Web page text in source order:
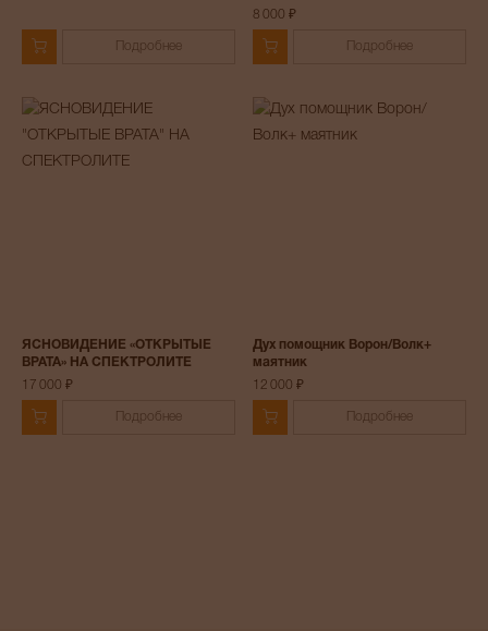
Подробнее
8 000 ₽
Подробнее
ЯСНОВИДЕНИЕ «ОТКРЫТЫЕ
ВРАТА» НА СПЕКТРОЛИТЕ
17 000 ₽
Подробнее
Дух помощник Ворон/Волк+
маятник
12 000 ₽
Подробнее